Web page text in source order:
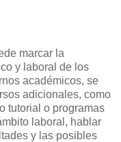
marcar la
y laboral de los
académicos, se
adicionales, como
tutorial o programas
laboral, hablar
y las posibles